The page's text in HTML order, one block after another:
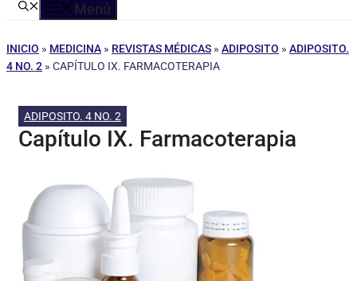
Menú
INICIO » MEDICINA » REVISTAS MÉDICAS » ADIPOSITO » ADIPOSITO.
4 NO. 2 » CAPÍTULO IX. FARMACOTERAPIA
ADIPOSITO. 4 NO. 2
Capítulo IX. Farmacoterapia